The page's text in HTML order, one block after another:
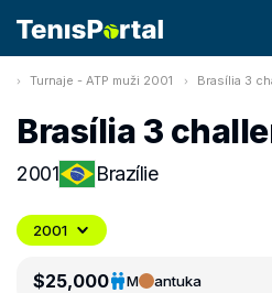
Turnaje - ATP muži 2001 Brasília 3
Brasília 3
2001 Brazílie
2001
$25,000 M antuka